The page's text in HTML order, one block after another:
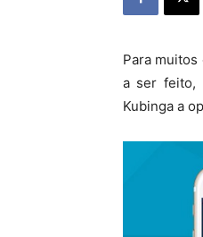
Para
a ser feito,
Kubinga a